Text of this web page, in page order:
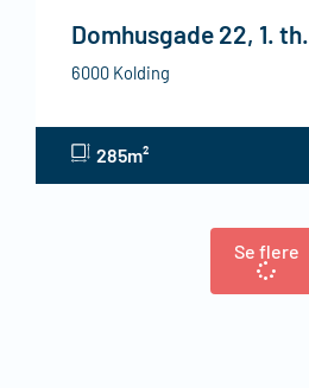
Domhusgade 22, 1. th.
6000 Kolding
285m²
Se flere